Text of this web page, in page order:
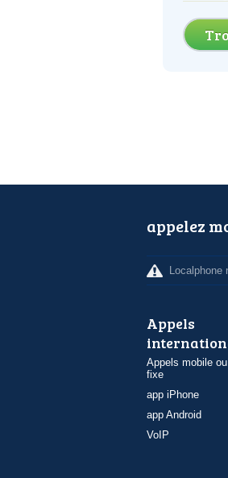
appelez
Localphone
Appels
Appels mobile
fixe
app iPhone
app Android
VoIP